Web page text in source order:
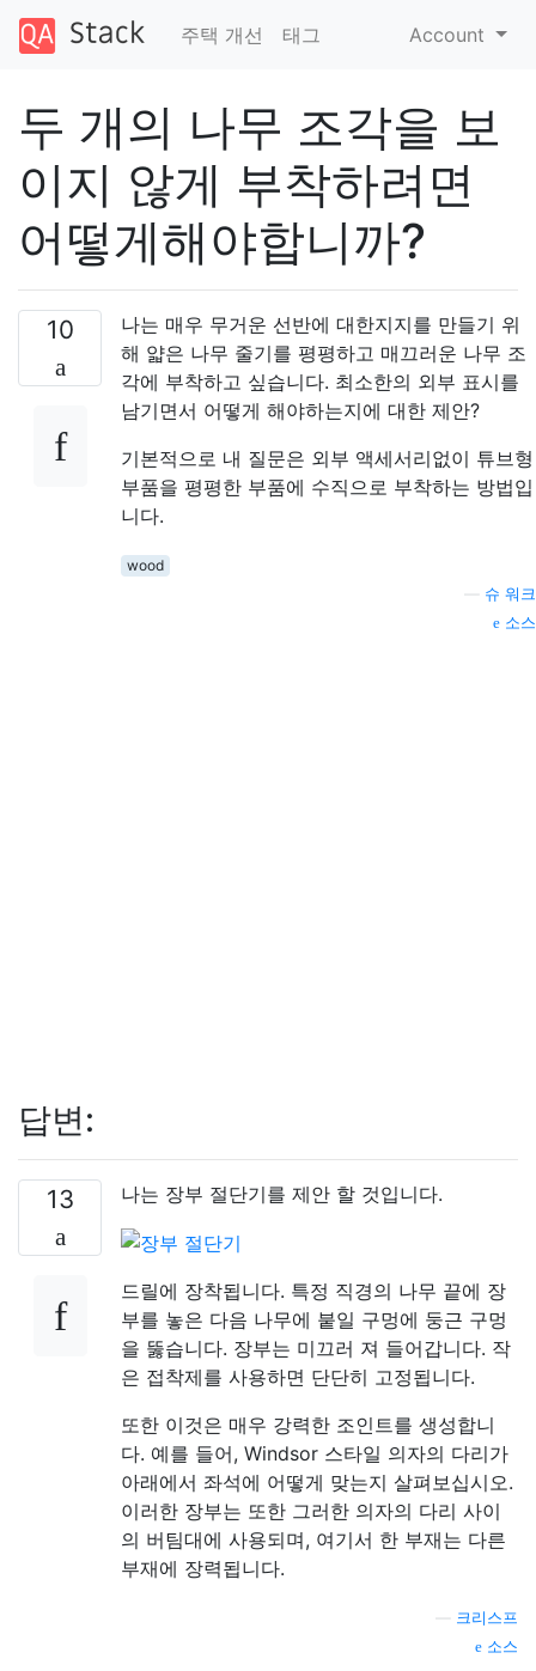
주택 개선 태그 Account
두 개의 나무 조각을 보
이지 않게 부착하려면
어떻게해야합니까?
10
나는 매우 무거운 선반에 대한지지를 만들기 위
해 얇은 나무 줄기를 평평하고 매끄러운 나무 조
각에 부착하고 싶습니다. 최소한의 외부 표시를
남기면서 어떻게 해야하는지에 대한 제안?
기본적으로 내 질문은 외부 액세서리없이 튜브형
부품을 평평한 부품에 수직으로 부착하는 방법입
니다.
wood
슈 워크
소스
답변:
13 나는 장부 절단기를 제안 할 것입니다.
드릴에 장착됩니다. 특정 직경의 나무 끝에 장
부를 놓은 다음 나무에 붙일 구멍에 둥근 구멍
을 뚫습니다. 장부는 미끄러 져 들어갑니다. 작
은 접착제를 사용하면 단단히 고정됩니다.
또한 이것은 매우 강력한 조인트를 생성합니
다. 예를 들어, Windsor 스타일 의자의 다리가
아래에서 좌석에 어떻게 맞는지 살펴보십시오.
이러한 장부는 또한 그러한 의자의 다리 사이
의 버팀대에 사용되며, 여기서 한 부재는 다른
부재에 장력됩니다.
크리스프
소스